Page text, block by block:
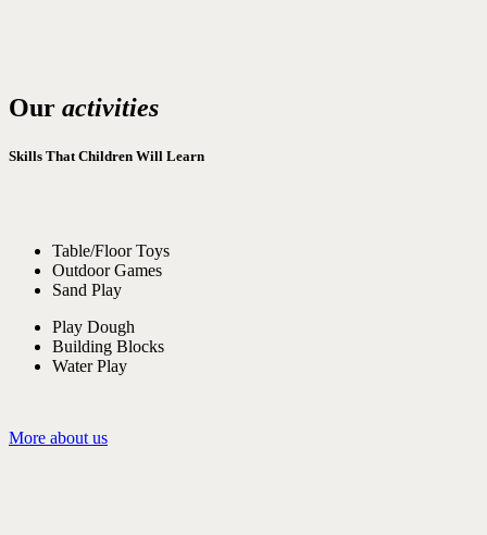
Our activities
Skills That Children Will Learn
Table/Floor Toys
Outdoor Games
Sand Play
Play Dough
Building Blocks
Water Play
More about us